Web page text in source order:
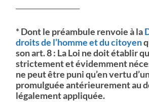
* Dont le préambule renvoie à la
droits de l’homme et du citoyen
son art. 8 : La Loi ne doit établir
strictement et évidemment
ne peut être puni qu’en vertu
promulguée antérieurement au
légalement appliquée.